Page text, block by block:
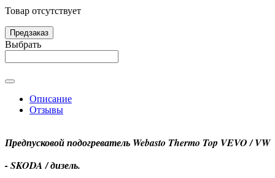
Товар отсутствует
Предзаказ
Выбрать
Описание
Отзывы
Предпусковой подогреватель Webasto Thermo Top VEVO / VW
- SKODA / дизель.